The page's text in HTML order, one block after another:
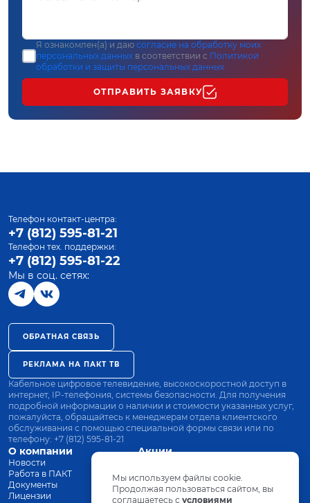
Я ознакомлен(а) и даю согласие на обработку моих
персональных данных в соответствии с Политикой
обработки и защиты персональных данных
ОТПРАВИТЬ ЗАЯВКУ
О компании
Новости
Работа в ПАКТ
Документы
Лицензии
Акции
Оплата
Оборудование
Телефон контакт-центра:
+7 (812) 595-81-21
Телефон тех. поддержки:
+7 (812) 595-81-22
Мы в соц. сетях:
ОБРАТНАЯ СВЯЗЬ
РЕКЛАМА НА ПАКТ ТВ
Кабельное цифровое телевидение, высокоскоростной доступ в
интернет, IP-телефония, системы безопасности. Для получения
подробной информации о наличии и стоимости указанных услуг,
пожалуйста, обращайтесь к менеджерам отдела клиентского
обслуживания с помощью специальной формы связи или по
телефону: +7 (812) 595-81-21
Мы используем файлы cookie.
Продолжая пользоваться сайтом, вы
соглашаетесь с условиями